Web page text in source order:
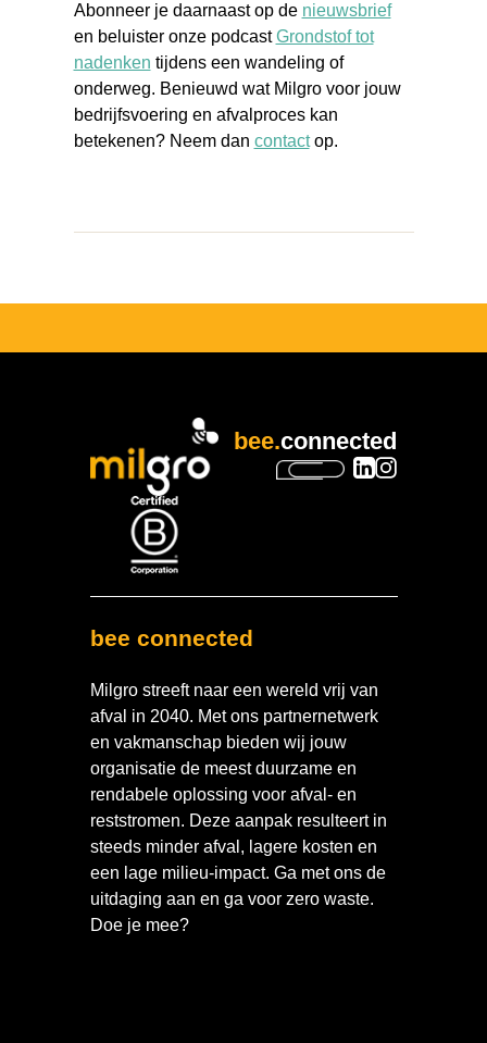
Abonneer je daarnaast op de nieuwsbrief
en beluister onze podcastGrondstof tot
nadenken tijdens een wandeling of
onderweg. Benieuwd wat Milgro voor jouw
bedrijfsvoering en afvalproces kan
betekenen? Neem dan contactop.
bee.connected
bee connected
Milgro streeft naar een wereld vrij van
afval in 2040. Met ons partnernetwerk
en vakmanschap bieden wij jouw
organisatie de meest duurzame en
rendabele oplossing voor afval- en
reststromen. Deze aanpak resulteert in
steeds minder afval, lagere kosten en
een lage milieu-impact. Ga met ons de
uitdaging aan en ga voor zero waste.
Doe je mee?